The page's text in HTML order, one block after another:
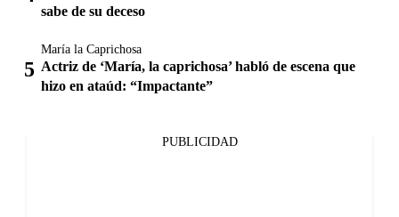
sabe de su deceso
María la Caprichosa
Actriz de ‘María, la caprichosa’ habló de escena que
hizo en ataúd: “Impactante”
PUBLICIDAD